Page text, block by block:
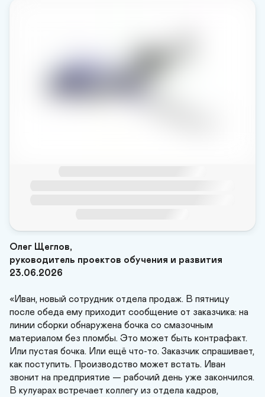
Олег Щеглов,
руководитель проектов обучения и развития
23.06.2026
«Иван, новый сотрудник отдела продаж. В пятницу
после обеда ему приходит сообщение от заказчика: на
линии сборки обнаружена бочка со смазочным
материалом без пломбы. Это может быть контрафакт.
Или пустая бочка. Или ещё что-то. Заказчик спрашивает,
как поступить. Производство может встать. Иван
звонит на предприятие — рабочий день уже закончился.
В кулуарах встречает коллегу из отдела кадров,